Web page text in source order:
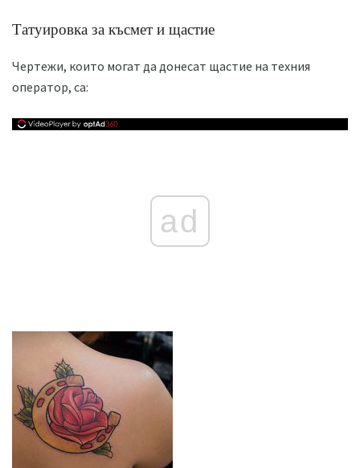
Татуировка за късмет и щастие
Чертежи, които могат да донесат щастие на техния
оператор, са:
ad